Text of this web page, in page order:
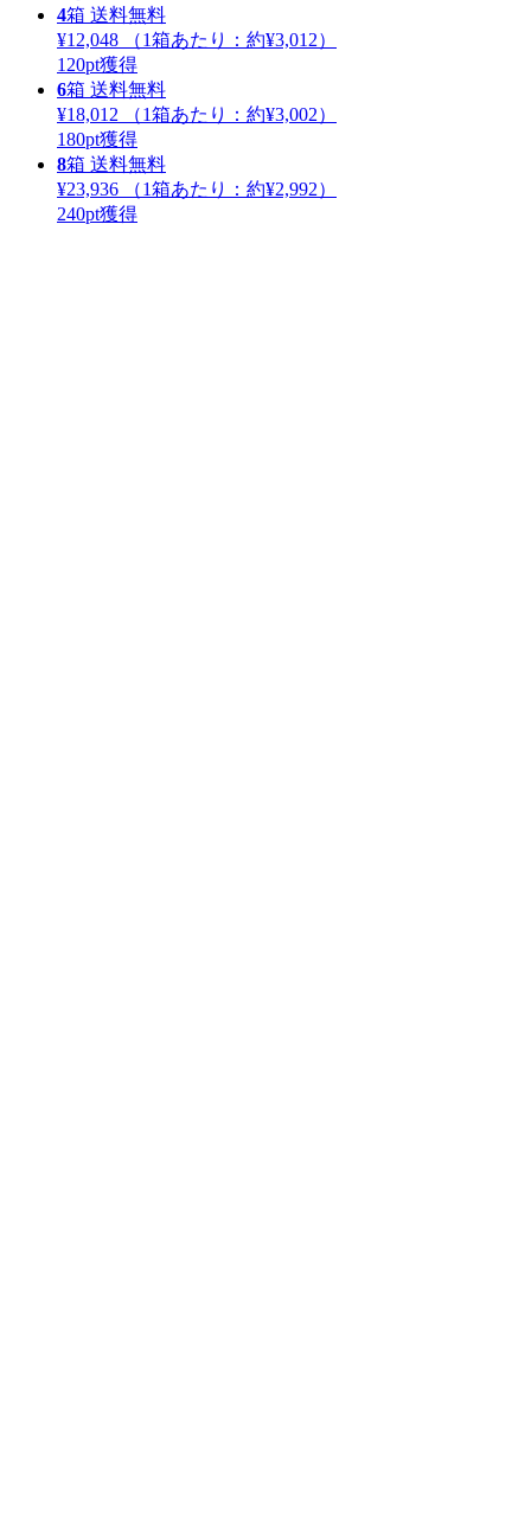
4箱 送料無料
¥12,048
（1箱あたり： 約¥3,012）
120pt獲得
6箱 送料無料
¥18,012
（1箱あたり： 約¥3,002）
180pt獲得
8箱 送料無料
¥23,936
（1箱あたり： 約¥2,992）
240pt獲得